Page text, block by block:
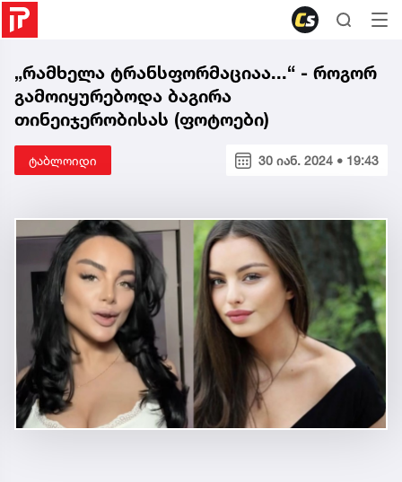
„რამხელა ტრანსფორმაციაა...“ - როგორ
გამოიყურებოდა ბაგირა
თინეიჯერობისას (ფოტოები)
ტაბლოიდი 30 იან. 2024 • 19:43